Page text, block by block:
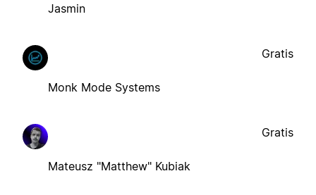
Jasmin
Monk Mode Systems
Gratis
Mateusz "Matthew" Kubiak
Gratis